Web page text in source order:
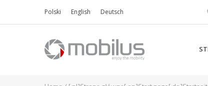
Polski English Deutsch